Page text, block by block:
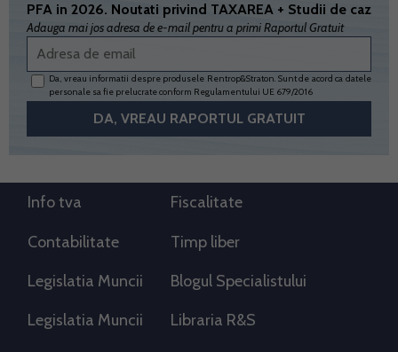
PFA in 2026. Noutati privind TAXAREA + Studii de caz
Adauga mai jos adresa de e-mail pentru a primi Raportul Gratuit
Da, vreau informatii despre produsele Rentrop&Straton. Sunt de acord ca datele
personale sa fie prelucrate conform Regulamentului UE 679/2016
Info tva Fiscalitate
Contabilitate Timp liber
Legislatia Muncii Blogul Specialistului
Legislatia Muncii Libraria R&S